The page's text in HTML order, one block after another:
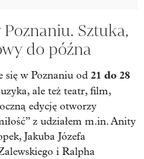
Sztuka,
do późna
się w Poznaniu od 21 do 28
ale też teatr, film,
edycję otworzy
z udziałem m.in. Anity
Jakuba Józefa
i Ralpha